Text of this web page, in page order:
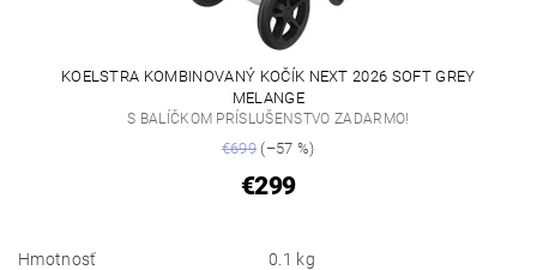
KOELSTRA KOMBINOVANÝ KOČÍK NEXT 2026 SOFT GREY
MELANGE
S BALÍČKOM PRÍSLUŠENSTVO ZADARMO!
€699 (–57 %)
€299
Hmotnosť
0.1 kg